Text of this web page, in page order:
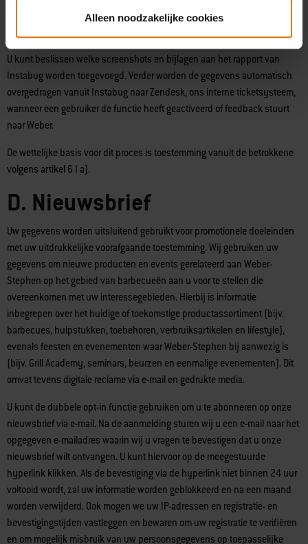
Alleen noodzakelijke cookies
zodat we op uw opmerking, vraag of andere informatie kunnen reageren.
Wij verwerken alle opmerkingen die u aan het feedbackrapport toevoegt.
U kunt beslissen welke screenshots en bijlagen aan het rapport van
Instabug worden toegevoegd. Verder worden de gegevens automatisch
overgedragen vanuit Instabug naar Zendesk, ons interne ticketsysteem,
wanneer een gebruiker de functie heeft geactiveerd of feedback stuurt
naar Weber.
De wettelijke basis voor dit proces is toestemming vanuit de betrokkene
volgens artikel 6 I a).
D. Nieuwsbrief
Uw gegevens worden uitsluitend gebruikt voor promotionele doeleinden
met uw uitdrukkelijke voorafgaande toestemming. Wij gebruiken uw
gegevens om nieuwe producten en events gerelateerd aan Weber-
Stephen op het gebied van barbecueën aan u voor te stellen die
overeenkomen met uw interessegebieden. Hierbij is informatie
inbegrepen over het huidige of toekomstige productassortiment (bijv.
barbecues, hulpstukken, toebehoren, verbruiksartikelen en lifestyle),
evenals feesten en evenementen waar Weber-Stephen bij aanwezig is
(bijv. Grill Academy, seminars, beurzen en eenmalige evenementen). Dit
omvat tevens digitale reclame via e-mail en gedrukte media.
U kunt de dubbele opt-in functie gebruiken om u te abonneren op onze
nieuwsbrief via e-mail. Na de aanmelding sturen wij u een e-mail naar het
opgegeven e-mailadres waarin wij u vragen te bevestigen dat u onze
nieuwsbrief wilt ontvangen. U kunt hiervoor op de meegestuurde
hyperlink klikken. Als de bevestiging via de hyperlink niet binnen 24 uur
voltooid wordt, zal uw informatie worden geblokkeerd en na een maand
worden verwijderd. Ook mogen we uw IP-adressen en registratie- en
bevestigingstijden vastleggen en bewaren om uw registratie te verifiëren
en om mogelijk misbruik van uw persoonsgegevens op toepasselijke